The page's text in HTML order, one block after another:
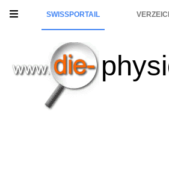
SWISSPORTAIL